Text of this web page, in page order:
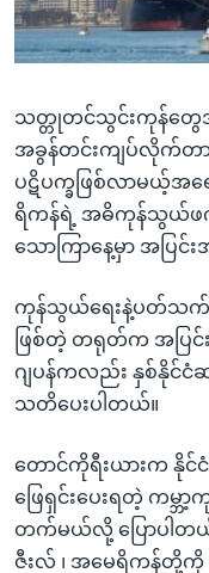
သို့
ကျော်
ရန်
ရှာဖွေ
ရန်
နေရာ
သို့
ရန်
ဗွီအိုအေ လူမှုကွန်ယက်များ
ဘာသာစကားများ
သတ္တုတင်သွင်းကုန်တွေ
အခွန်တင်းကျပ်လိုက်တာ
ပဋိပက္ခဖြစ်လာမယ့်အရ
ရိကန်ရဲ့ အဓိကုန်သွယ်ဖ
သောကြာနေ့မှာ အပြင်
ကုန်သွယ်ရေးနဲ့ပတ်သက်
ဖြစ်တဲ့ တရုတ်က အပ
ဂျပန်ကလည်း နှစ်နိုင်
သတိပေးပါတယ်။
တောင်ကိုရီးယားက နိုင်
ဖြေရှင်းပေးရတဲ့ ကမ္ဘ
တက်မယ်လို့ ပြောပါတယ်
ဇီးလ် ၊ အမေရိကန်တို့